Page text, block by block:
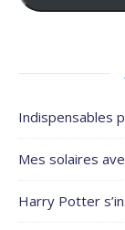
Indispensables
Mes solaires
Harry Potter